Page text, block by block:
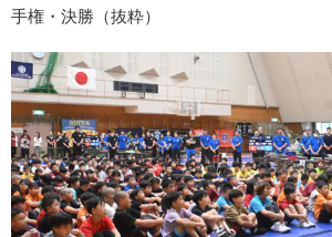
手権・決勝（抜粋）